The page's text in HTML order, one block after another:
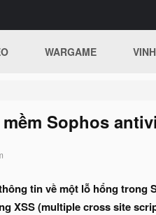
WARGAME
Sophos
tin về một lỗ hổng trong
XSS (multiple cross site